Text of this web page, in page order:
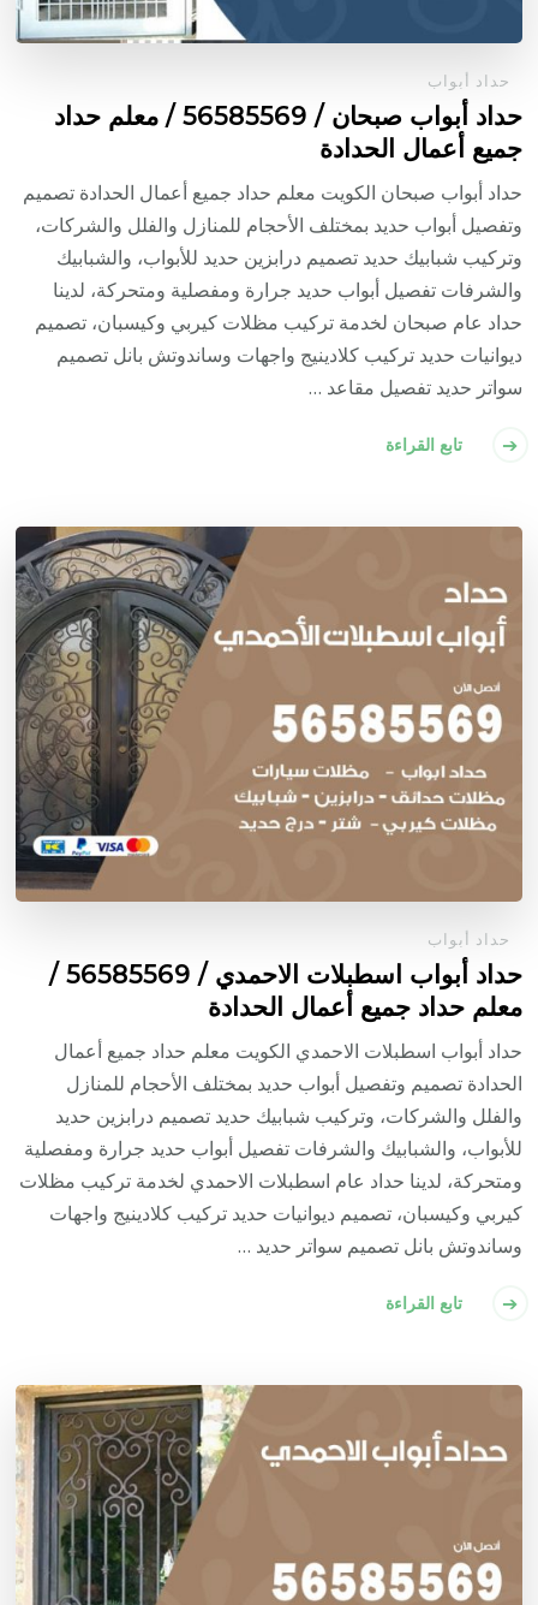
حداد أبواب
حداد أبواب صبحان / 56585569 / معلم حداد
جميع أعمال الحدادة
حداد أبواب صبحان الكويت معلم حداد جميع أعمال الحدادة تصميم
وتفصيل أبواب حديد بمختلف الأحجام للمنازل والفلل والشركات،
وتركيب شبابيك حديد تصميم درابزين حديد للأبواب، والشبابيك
والشرفات تفصيل أبواب حديد جرارة ومفصلية ومتحركة، لدينا
حداد عام صبحان لخدمة تركيب مظلات كيربي وكيسبان، تصميم
ديوانيات حديد تركيب كلادينيج واجهات وساندوتش بانل تصميم
سواتر حديد تفصيل مقاعد …
تابع القراءة
حداد أبواب
حداد أبواب اسطبلات الاحمدي / 56585569 /
معلم حداد جميع أعمال الحدادة
حداد أبواب اسطبلات الاحمدي الكويت معلم حداد جميع أعمال
الحدادة تصميم وتفصيل أبواب حديد بمختلف الأحجام للمنازل
والفلل والشركات، وتركيب شبابيك حديد تصميم درابزين حديد
للأبواب، والشبابيك والشرفات تفصيل أبواب حديد جرارة ومفصلية
ومتحركة، لدينا حداد عام اسطبلات الاحمدي لخدمة تركيب مظلات
كيربي وكيسبان، تصميم ديوانيات حديد تركيب كلادينيج واجهات
وساندوتش بانل تصميم سواتر حديد …
تابع القراءة